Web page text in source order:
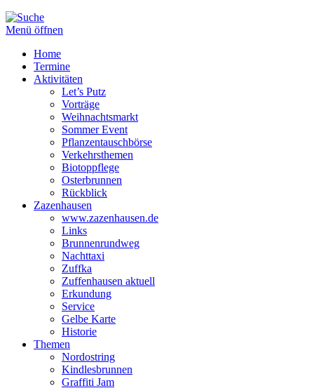
Menü öffnen
Home
Termine
Aktivitäten
Let’s Putz
Vorträge
Weihnachtsmarkt
Sommer Event
Pflanzentauschbörse
Verkehrsthemen
Biotoppflege
Osterbrunnen
Rückblick
Zazenhausen
www.zazenhausen.de
Links
Brunnenrundweg
Nachttaxi
Zuffka
Zuffenhausen aktuell
Erkundung
Service
Gelbe Karte
Historie
Themen
Nordostring
Kindlesbrunnen
Graffiti Jam